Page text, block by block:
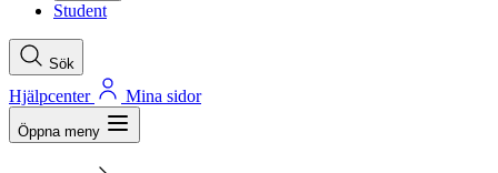
Student
Sök
Hjälpcenter Mina sidor
Öppna meny